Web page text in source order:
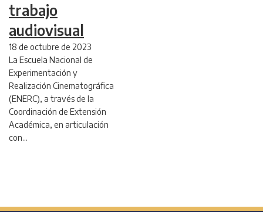
trabajo
audiovisual
18 de octubre de 2023
La Escuela Nacional de
Experimentación y
Realización Cinematográfica
(ENERC), a través de la
Coordinación de Extensión
Académica, en articulación
con…